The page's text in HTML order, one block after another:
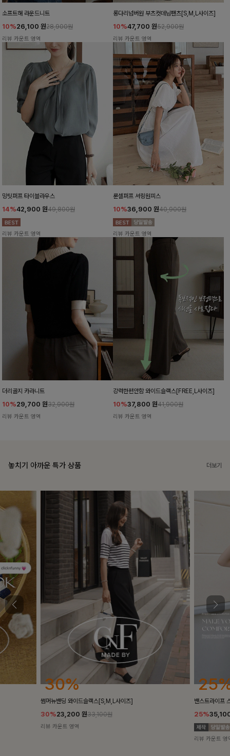
소프트해 라운드니트
10%26,100 원28,900원
리뷰 카운트 영역
롱다리넘버원 부츠컷데님팬츠[S,M,L사이즈]
10%47,700 원52,900원
리뷰 카운트 영역
밍팃퍼프 타이블라우스
14%42,900 원49,800원
리뷰 카운트 영역
룬셀퍼프 셔링원피스
10%36,900 원40,900원
리뷰 카운트 영역
더리골지 카라니트
10%29,700 원32,900원
리뷰 카운트 영역
강력한편안함 와이드슬랙스[FREE,L사이즈]
10%37,800 원41,900원
리뷰 카운트 영역
놓치기 아까운 특가 상품 더보기
25%
밴스트라이프 스트링원피스
25%35,100원46,800원
12%
쥬린레이스 카
12%
리뷰 카운트 영